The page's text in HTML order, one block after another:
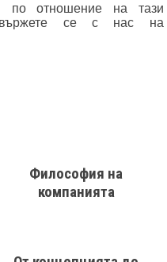
по отношение на тази
се с нас на
Философия на
компанията